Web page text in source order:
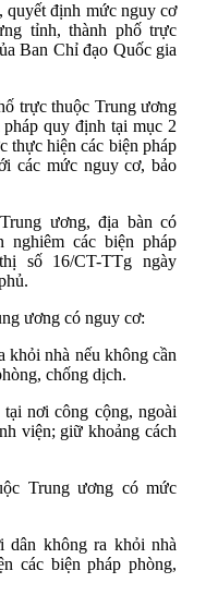
quyết định mức nguy cơ
tỉnh, thành phố trực
Ban Chỉ đạo Quốc gia
trực thuộc Trung ương
quy định tại mục 2
thực hiện các biện pháp
các mức nguy cơ, bảo
ương, địa bàn có
các biện pháp
số 16/CT-TTg ngày
ương có nguy cơ:
khỏi nhà nếu không cần
chống dịch.
nơi công cộng, ngoài
viện; giữ khoảng cách
Trung ương có mức
dân không ra khỏi nhà
các biện pháp phòng,